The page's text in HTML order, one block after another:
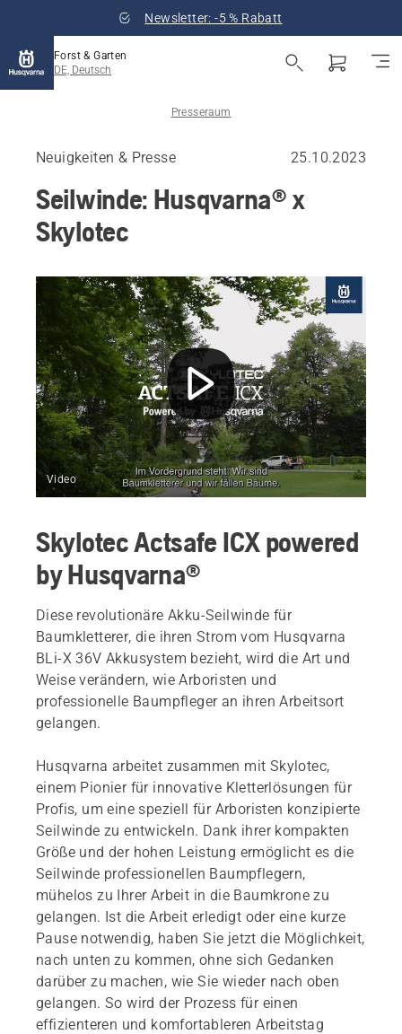
Newsletter: -5 % Rabatt
Forst & Garten
DE, Deutsch
Presseraum
Neuigkeiten & Presse 25.10.2023
Seilwinde: Husqvarna® x
Skylotec
Video
Skylotec Actsafe ICX powered
by Husqvarna®
Diese revolutionäre Akku-Seilwinde für
Baumkletterer, die ihren Strom vom Husqvarna
BLi-X 36V Akkusystem bezieht, wird die Art und
Weise verändern, wie Arboristen und
professionelle Baumpfleger an ihren Arbeitsort
gelangen.
Husqvarna arbeitet zusammen mit Skylotec,
einem Pionier für innovative Kletterlösungen für
Profis, um eine speziell für Arboristen konzipierte
Seilwinde zu entwickeln. Dank ihrer kompakten
Größe und der hohen Leistung ermöglicht es die
Seilwinde professionellen Baumpflegern,
mühelos zu Ihrer Arbeit in die Baumkrone zu
gelangen. Ist die Arbeit erledigt oder eine kurze
Pause notwendig, haben Sie jetzt die Möglichkeit,
nach unten zu kommen, ohne sich Gedanken
darüber zu machen, wie Sie wieder nach oben
gelangen. So wird der Prozess für einen
effizienteren und komfortableren Arbeitstag